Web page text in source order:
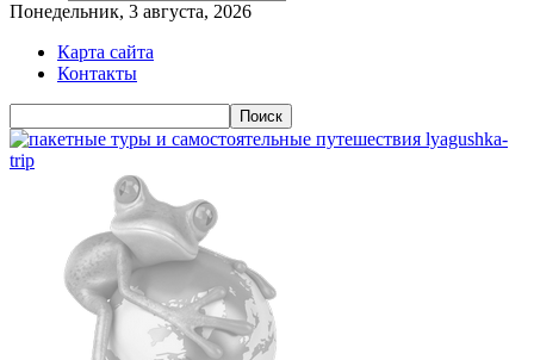
Понедельник, 3 августа, 2026
Карта сайта
Контакты
lyagushka-
trip